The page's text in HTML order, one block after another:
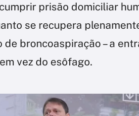
prisão domiciliar
se recupera
broncoaspiração – a
vez do esôfago.